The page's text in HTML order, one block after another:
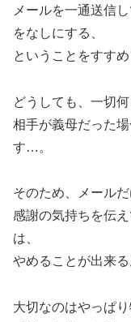
メールを一通送信
をなしにする、
ということをすすめ
どうしても、一切
相手が義母だった
す…。
そのため、メール
感謝の気持ちを伝
は、
やめることが出来る
大切なのはやっぱ